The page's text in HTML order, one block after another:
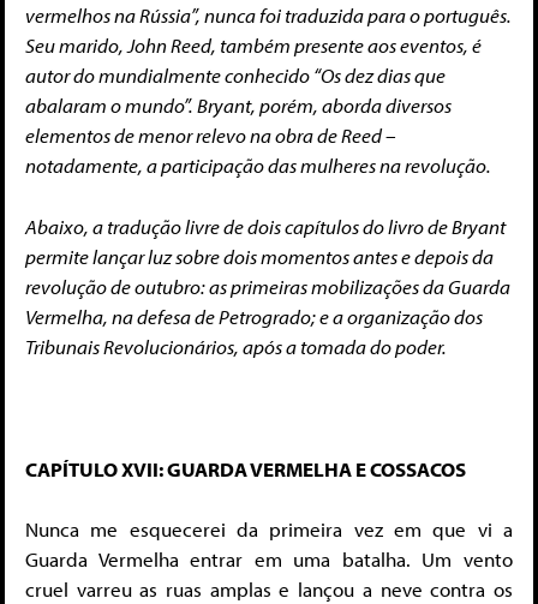
vermelhos na Rússia”, nunca foi traduzida para o português.
Seu marido, John Reed, também presente aos eventos, é
autor do mundialmente conhecido “Os dez dias que
abalaram o mundo”. Bryant, porém, aborda diversos
elementos de menor relevo na obra de Reed –
notadamente, a participação das mulheres na revolução.
Abaixo, a tradução livre de dois capítulos do livro de Bryant
permite lançar luz sobre dois momentos antes e depois da
revolução de outubro: as primeiras mobilizações da Guarda
Vermelha, na defesa de Petrogrado; e a organização dos
Tribunais Revolucionários, após a tomada do poder.
CAPÍTULO XVII:GUARDA VERMELHA E COSSACOS
Nunca me esquecerei da primeira vez em que vi a
Guarda Vermelha entrar em uma batalha. Um vento
cruel varreu as ruas amplas e lançou a neve contra os